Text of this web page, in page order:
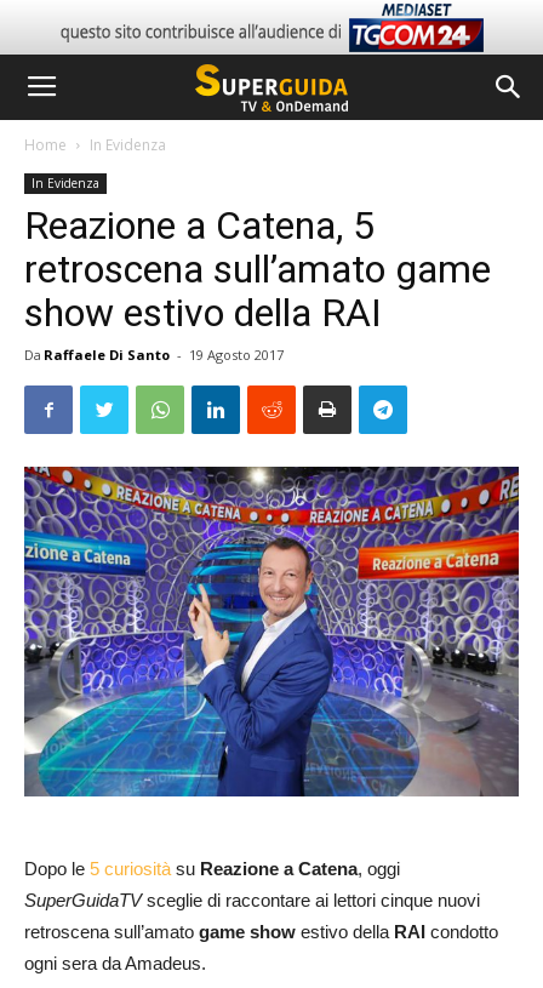
Home In Evidenza
In Evidenza
Reazione a Catena, 5
retroscena sull’amato game
show estivo della RAI
Da Raffaele Di Santo - 19 Agosto 2017
Dopo le 5 curiosità su Reazione a Catena, oggi
SuperGuidaTVsceglie di raccontare ai lettori cinque nuovi
retroscena sull’amato game show estivo della RAI condotto
ogni sera da Amadeus.